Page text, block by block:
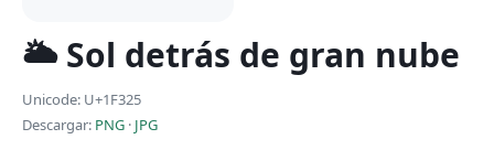
🌥 Sol detrás de gran nube
Unicode: U+1F325
Descargar: PNG · JPG